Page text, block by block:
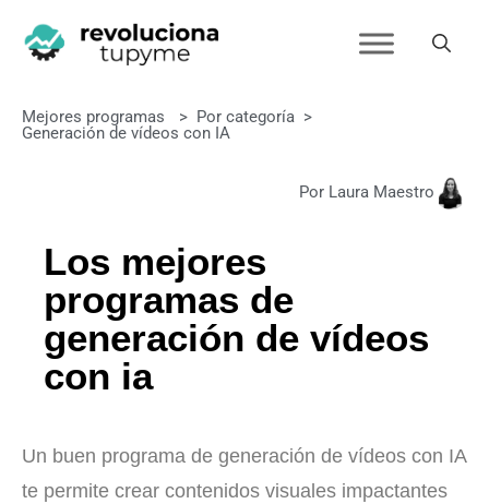
Mejores programas > Por categoría >
Generación de vídeos con IA
Por Laura Maestro
Los mejores
programas de
generación de vídeos
con ia
Un buen programa de generación de vídeos con IA
te permite crear contenidos visuales impactantes